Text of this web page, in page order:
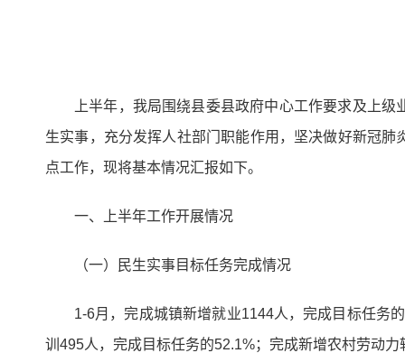
上半年，我局围绕县委县政府中心工作要求及上
生实事，充分发挥人社部门职能作用，坚决做好新冠
点工作，现将基本情况汇报如下。
一、上半年工作开展情况
（一）民生实事目标任务完成情况
1-6月，完成城镇新增就业1144人，完成目标任务
训495人，完成目标任务的52.1%；完成新增农村劳动